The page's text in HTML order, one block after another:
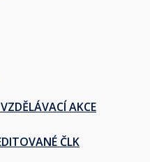
AKCE
ČLK